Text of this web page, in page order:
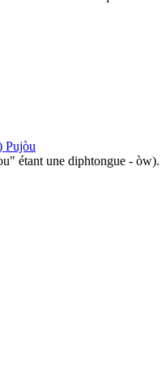
Pujòu
étant une diphtongue - òw).